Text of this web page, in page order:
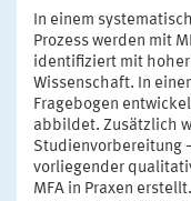
In einem
Prozess werden mit
identifiziert mit hoher
Wissenschaft. In
Fragebogen
abbildet. Zusätzlich
Studienvorbereitung
vorliegender
MFA in Praxen